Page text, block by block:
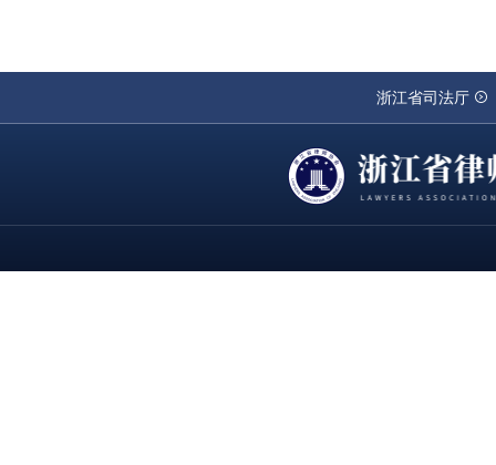
浙江省司法厅